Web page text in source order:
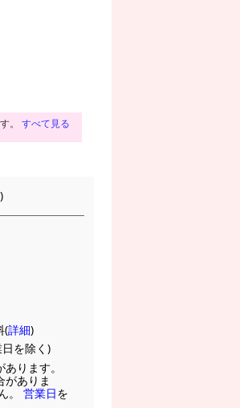
。 すべて見る
)
(詳細)
を除く)
ります。
がありま
。 営業日を